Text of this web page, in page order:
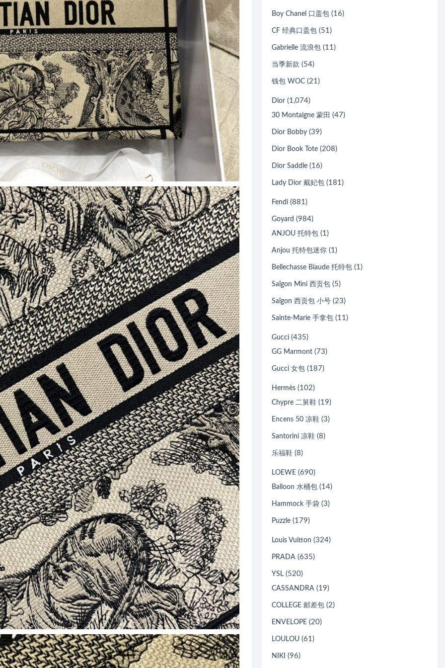
Boy Chanel 口盖包 (16)
CF 经典口盖包 (51)
Gabrielle 流浪包 (11)
当季新款 (54)
钱包 WOC (21)
Dior (1,074)
30 Montaigne 蒙田 (47)
Dior Bobby (39)
Dior Book Tote (208)
Dior Saddle (16)
Lady Dior 戴妃包 (181)
Fendi (881)
Goyard (984)
ANJOU 托特包 (1)
Anjou 托特包迷你 (1)
Bellechasse Biaude 托特包 (1)
Saïgon Mini 西贡包 (5)
Saïgon 西贡包 小号 (23)
Sainte-Marie 手拿包 (11)
Gucci (435)
GG Marmont (73)
Gucci 女包 (187)
Hermès (102)
Chypre 二舅鞋 (19)
Encens 50 凉鞋 (3)
Santorini 凉鞋 (8)
乐福鞋 (8)
LOEWE (690)
Balloon 水桶包 (14)
Hammock 手袋 (3)
Puzzle (179)
Louis Vuitton (324)
PRADA (635)
YSL (520)
CASSANDRA (19)
COLLEGE 邮差包 (2)
ENVELOPE (20)
LOULOU (61)
NIKI (96)